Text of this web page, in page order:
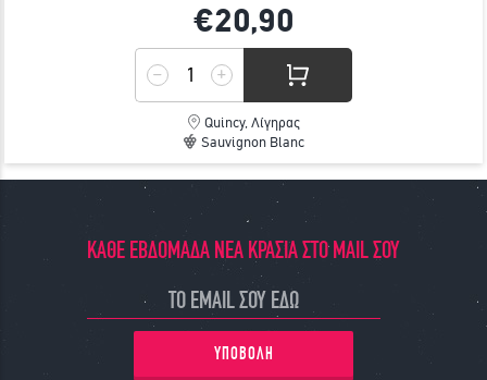
€20,90
Quincy, Λίγηρας
Sauvignon Blanc
ΚΑΘΕ ΕΒΔΟΜΑΔΑ ΝΕΑ ΚΡΑΣΙΑ ΣΤΟ MAIL ΣΟΥ
ΥΠΟΒΟΛΗ